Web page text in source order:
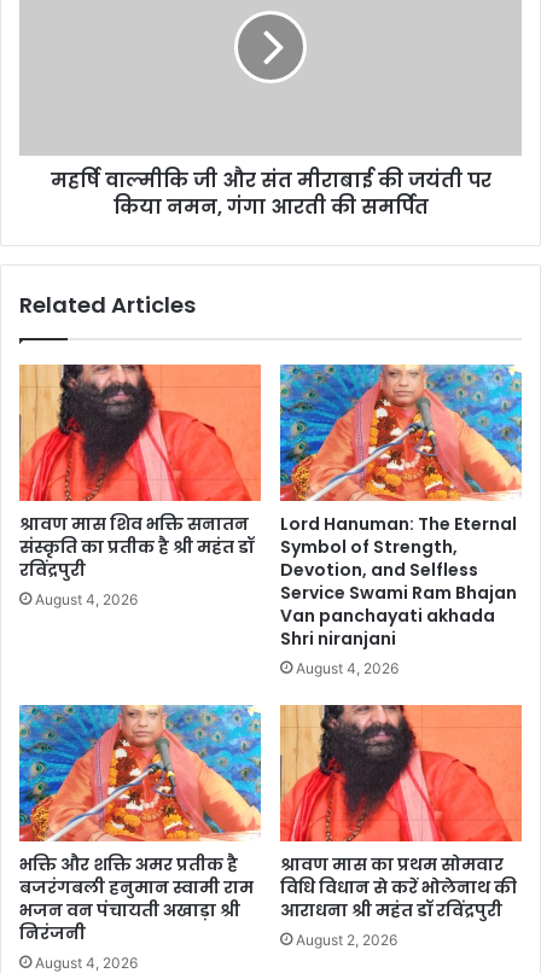
महर्षि वाल्मीकि जी और संत मीराबाई की जयंती पर
किया नमन, गंगा आरती की समर्पित
Related Articles
श्रावण मास शिव भक्ति सनातन
संस्कृति का प्रतीक है श्री महंत डॉ
रविंद्रपुरी
August 4, 2026
Lord Hanuman: The Eternal
Symbol of Strength,
Devotion, and Selfless
Service Swami Ram Bhajan
Van panchayati akhada
Shri niranjani
August 4, 2026
भक्ति और शक्ति अमर प्रतीक है
बजरंगबली हनुमान स्वामी राम
भजन वन पंचायती अखाड़ा श्री
निरंजनी
August 4, 2026
श्रावण मास का प्रथम सोमवार
विधि विधान से करें भोलेनाथ की
आराधना श्री महंत डॉ रविंद्रपुरी
August 2, 2026